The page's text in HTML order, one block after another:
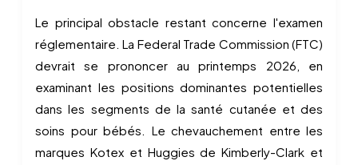
Le principal obstacle restant concerne l'examen
réglementaire. La Federal Trade Commission (FTC)
devrait se prononcer au printemps 2026, en
examinant les positions dominantes potentielles
dans les segments de la santé cutanée et des
soins pour bébés. Le chevauchement entre les
marques Kotex et Huggies de Kimberly-Clark et